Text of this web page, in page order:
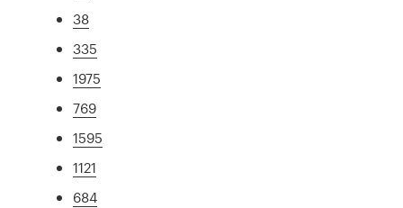
38
335
1975
769
1595
1121
684